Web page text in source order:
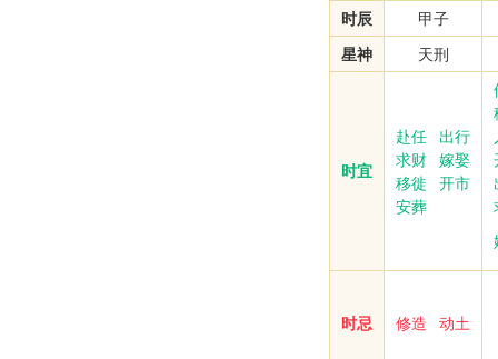
时辰
甲子
星神
天刑
时宜
赴任
出行
求财
嫁娶
移徙
开市
安葬
时忌 修造 动土